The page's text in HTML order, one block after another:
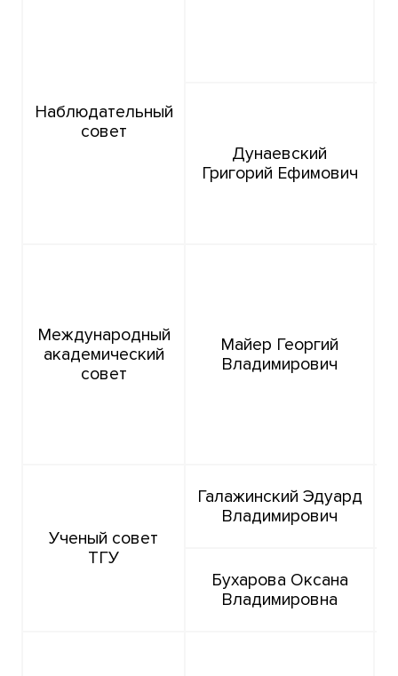
Наблюдательный
совет
Дунаевский
Григорий Ефимович
Международный
академический
совет
Майер Георгий
Владимирович
Ученый совет
ТГУ
Галажинский Эдуард
Владимирович
Бухарова Оксана
Владимировна